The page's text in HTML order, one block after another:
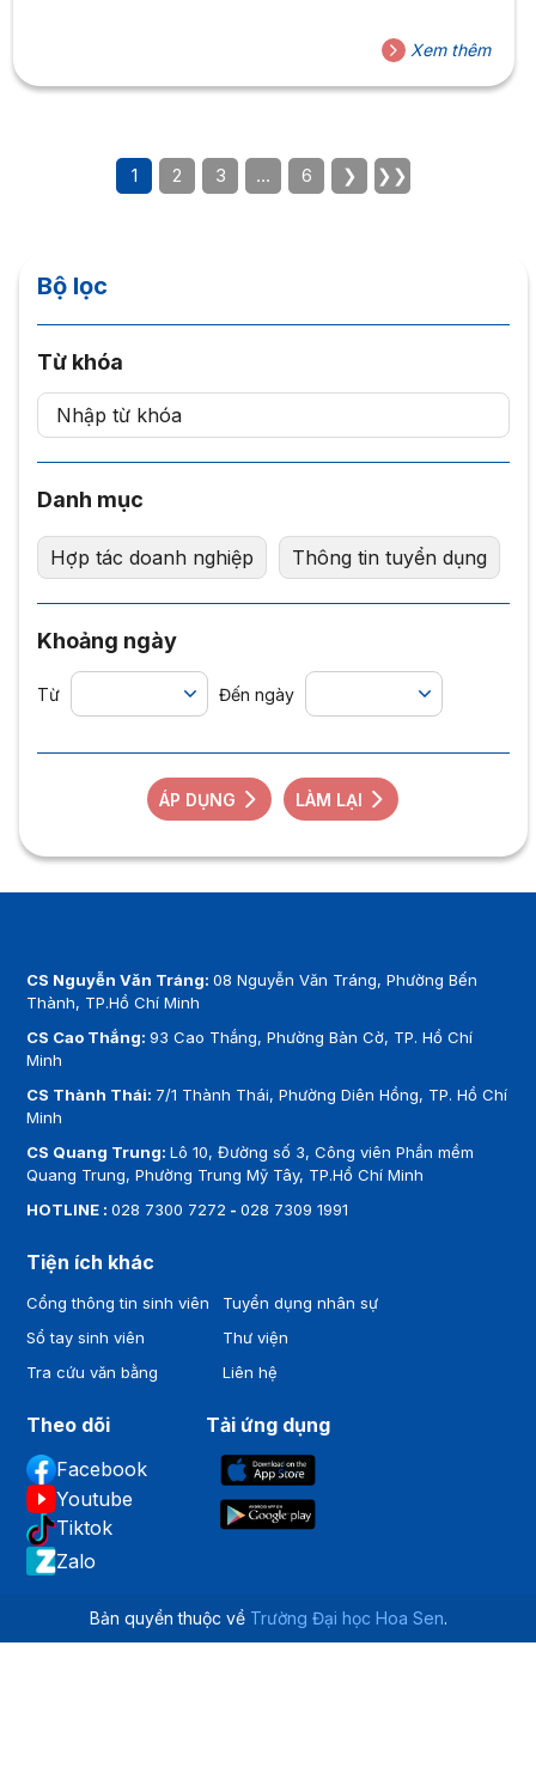
Chuyên viên tư vấn khóa học: https://bit.ly/EC_Fulltim
PHÒNG MARKETING (THỰC TẬP SINH Marketing): –
Social Content: https://bit.ly/WS_JD_SocialContent_Intern
Event Co-ordinator: https://bit.ly/WS_JD_Event_Intern
Ngoài ra, WESET hiện đang tuyển dụng cho...
Xem thêm
1 2 3 … 6 ❯ ❯❯
Bộ lọc
Từ khóa
Danh mục
Hợp tác doanh nghiệp Thông tin tuyển dụng
Khoảng ngày
Từ Đến ngày
ÁP DỤNG LÀM LẠI
CS Nguyễn Văn Tráng:08 Nguyễn Văn Tráng, Phường Bến
Thành, TP.Hồ Chí Minh
CS Cao Thắng:93 Cao Thắng, Phường Bàn Cờ, TP. Hồ Chí
Minh
CS Thành Thái: 7/1 Thành Thái, Phường Diên Hồng, TP. Hồ Chí
Minh
CS Quang Trung:Lô 10, Đường số 3, Công viên Phần mềm
Quang Trung, Phường Trung Mỹ Tây, TP.Hồ Chí Minh
HOTLINE :028 7300 7272 -028 7309 1991
Tiện ích khác
Cổng thông tin sinh viên
Sổ tay sinh viên
Tra cứu văn bằng
Tuyển dụng nhân sự
Thư viện
Liên hệ
Theo dõi
Facebook
Youtube
Tiktok
Zalo
Tải ứng dụng
Bản quyền thuộc về Trường Đại học Hoa Sen.